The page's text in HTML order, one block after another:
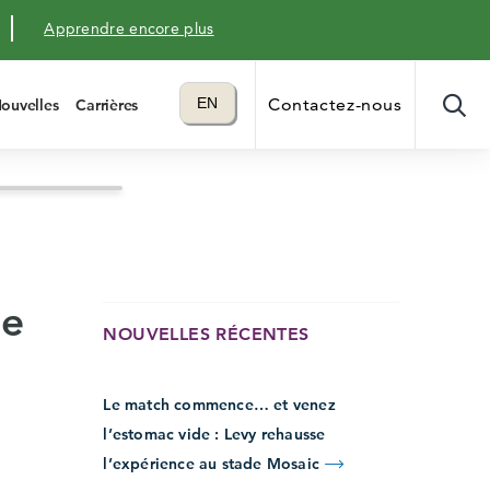
Apprendre encore plus
Carrières Translate to
EN
language
Contactez-nous
NOUVELLES RÉCENTES
Le match commence… et venez
l’estomac vide : Levy rehausse
l’expérience au stade Mosaic